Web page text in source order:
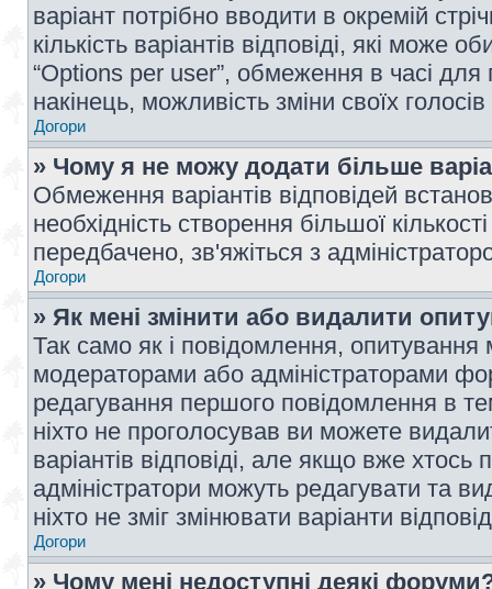
варіант потрібно вводити в окремій
кількість варіантів відповіді, які може
“Options per user”, обмеження в часі для
накінець, можливість зміни своїх
Догори
» Чому я не можу додати більше
Обмеження варіантів відповідей
необхідність створення більшої
передбачено, зв'яжіться з
Догори
» Як мені змінити або видалити
Так само як і повідомлення,
модераторами або адміністраторами
редагування першого повідомлення в
ніхто не проголосував ви можете
варіантів відповіді, але якщо вже
адміністратори можуть редагувати та
ніхто не зміг змінювати варіанти
Догори
» Чому мені недоступні деякі